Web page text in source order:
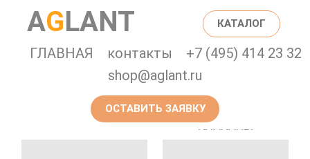
AGLANT КАТАЛОГ
ГЛАВНАЯ контакты
+7 (495) 414 23 32
shop@aglant.ru
ОСТАВИТЬ ЗАЯВКУ
ГИДРАНТЫ
ПРЕДОХРАНИТЕЛЬНЫЕ
КЛАПАНЫ